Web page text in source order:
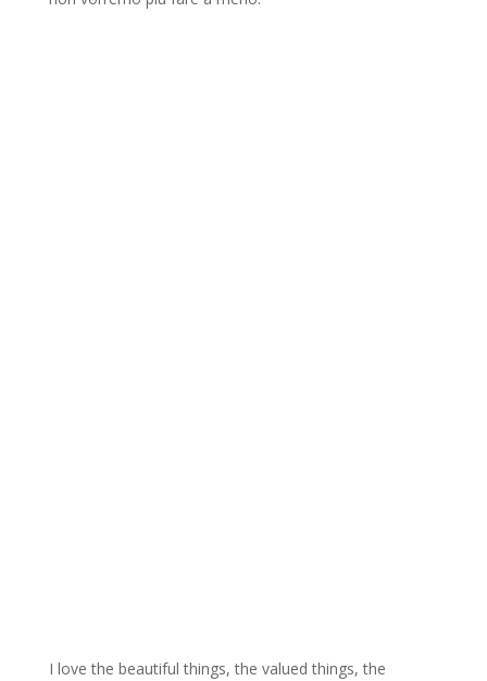
I love the beautiful things, the valued things, the